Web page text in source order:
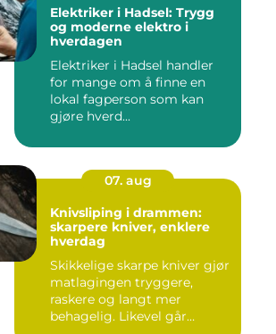
Elektriker i Hadsel: Trygg
og moderne elektro i
hverdagen
Elektriker i Hadsel handler
for mange om å finne en
lokal fagperson som kan
gjøre hverd...
07. aug
Knivsliping i drammen:
skarpere kniver, enklere
hverdag
Skikkelige skarpe kniver gjør
matlagingen tryggere,
raskere og langt mer
behagelig. Likevel går